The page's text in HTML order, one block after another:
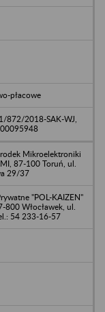
płacowe
872/2018-SAK-WJ,
Mikroelektroniki
87-100 Toruń, ul.
29/37
"POL-KAIZEN"
800 Włocławek, ul.
54 233-16-57